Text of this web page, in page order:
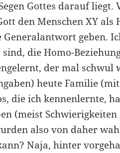
Gottes darauf liegt.
den Menschen XY als
geben.
die Homo-
der mal schwul
heute Familie
die ich kennenlernte,
(meist
also von daher
Naja, hinter